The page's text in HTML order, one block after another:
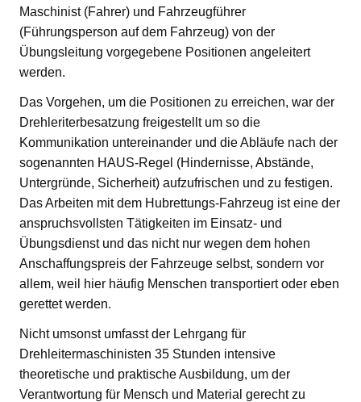
Maschinist (Fahrer) und Fahrzeugführer
(Führungsperson auf dem Fahrzeug) von der
Übungsleitung vorgegebene Positionen angeleitert
werden.
Das Vorgehen, um die Positionen zu erreichen, war der
Drehleriterbesatzung freigestellt um so die
Kommunikation untereinander und die Abläufe nach der
sogenannten HAUS-Regel (Hindernisse, Abstände,
Untergründe, Sicherheit) aufzufrischen und zu festigen.
Das Arbeiten mit dem Hubrettungs-Fahrzeug ist eine der
anspruchsvollsten Tätigkeiten im Einsatz- und
Übungsdienst und das nicht nur wegen dem hohen
Anschaffungspreis der Fahrzeuge selbst, sondern vor
allem, weil hier häufig Menschen transportiert oder eben
gerettet werden.
Nicht umsonst umfasst der Lehrgang für
Drehleitermaschinisten 35 Stunden intensive
theoretische und praktische Ausbildung, um der
Verantwortung für Mensch und Material gerecht zu